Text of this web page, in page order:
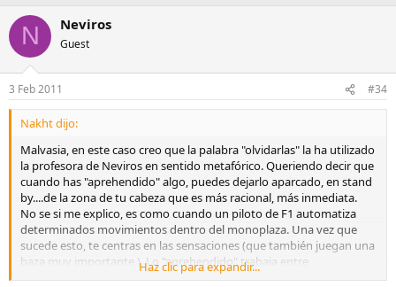
N Neviros
Guest
3 Feb 2011 #34
Nakht dijo:
Malvasia, en este caso creo que la palabra "olvidarlas" la ha utilizado
la profesora de Neviros en sentido metafórico. Queriendo decir que
cuando has "aprehendido" algo, puedes dejarlo aparcado, en stand
by....de la zona de tu cabeza que es más racional, más inmediata.
No se si me explico, es como cuando un piloto de F1 automatiza
determinados movimientos dentro del monoplaza. Una vez que
sucede esto, te centras en las sensaciones (que también juegan una
baza muy importante ). Lo "aprehendido" trabaja entre
bambalinas!!!!
Haz clic para expandir...